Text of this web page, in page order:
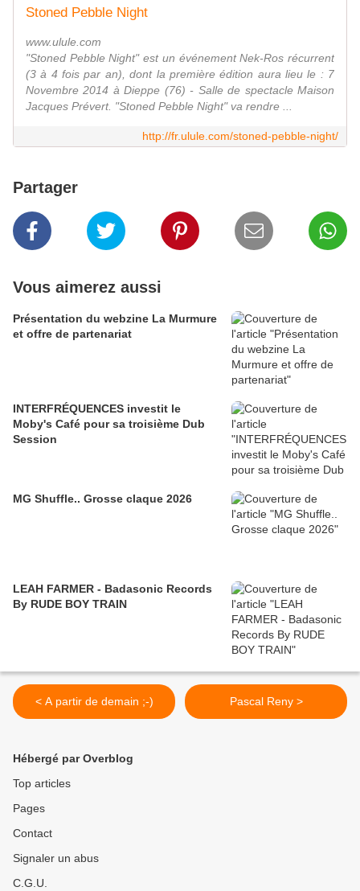
Stoned Pebble Night
www.ulule.com
"Stoned Pebble Night" est un événement Nek-Ros récurrent
(3 à 4 fois par an), dont la première édition aura lieu le : 7
Novembre 2014 à Dieppe (76) - Salle de spectacle Maison
Jacques Prévert. "Stoned Pebble Night" va rendre ...
http://fr.ulule.com/stoned-pebble-night/
Partager
Vous aimerez aussi
Présentation du webzine La Murmure
et offre de partenariat
INTERFRÉQUENCES investit le
Moby's Café pour sa troisième Dub
Session
MG Shuffle.. Grosse claque 2026
LEAH FARMER - Badasonic Records
By RUDE BOY TRAIN
< A partir de demain ;-) Pascal Reny >
Hébergé par Overblog
Top articles
Pages
Contact
Signaler un abus
C.G.U.